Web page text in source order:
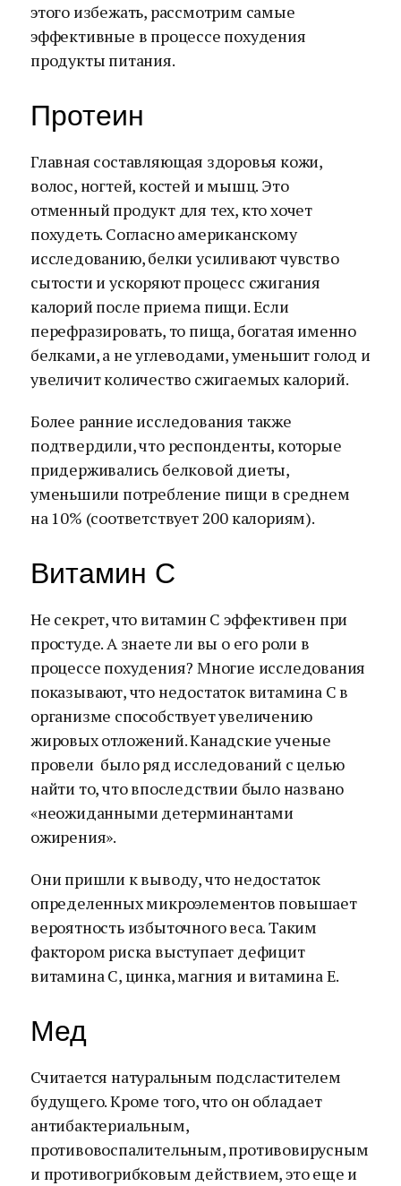
этого избежать, рассмотрим самые
эффективные в процессе похудения
продукты питания.
Протеин
Главная составляющая здоровья кожи,
волос, ногтей, костей и мышц. Это
отменный продукт для тех, кто хочет
похудеть. Согласно американскому
исследованию, белки усиливают чувство
сытости и ускоряют процесс сжигания
калорий после приема пищи. Если
перефразировать, то пища, богатая именно
белками, а не углеводами, уменьшит голод и
увеличит количество сжигаемых калорий.
Более ранние исследования также
подтвердили, что респонденты, которые
придерживались белковой диеты,
уменьшили потребление пищи в среднем
на 10% (соответствует 200 калориям).
Витамин C
Не секрет, что витамин С эффективен при
простуде. А знаете ли вы о его роли в
процессе похудения? Многие исследования
показывают, что недостаток витамина С в
организме способствует увеличению
жировых отложений. Канадские ученые
провели было ряд исследований с целью
найти то, что впоследствии было названо
«неожиданными детерминантами
ожирения».
Они пришли к выводу, что недостаток
определенных микроэлементов повышает
вероятность избыточного веса. Таким
фактором риска выступает дефицит
витамина С, цинка, магния и витамина Е.
Мед
Считается натуральным подсластителем
будущего. Кроме того, что он обладает
антибактериальным,
противовоспалительным, противовирусным
и противогрибковым действием, это еще и